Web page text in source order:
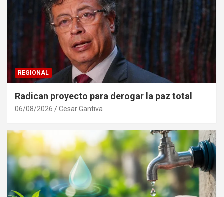
REGIONAL
Radican proyecto para derogar la paz total
06/08/2026 Cesar Gantiva